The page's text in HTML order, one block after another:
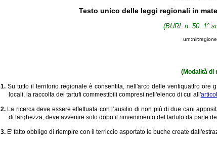
Testo unico delle leggi regionali in
(BURL n. 50, 1°
(Modalità di
1.Su tutto il territorio regionale è consentita, nell'arco delle ventiquattro
locali, la raccolta dei tartufi commestibili compresi nell'elenco di cui all'
2. La ricerca deve essere effettuata con l’ausilio di non più di due cani
di larghezza, deve avvenire solo dopo il rinvenimento del tartufo da parte
3. E' fatto obbligo di riempire con il terriccio asportato le buche create